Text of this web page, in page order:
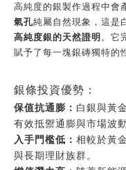
高純度的銀製作過程中會
氣孔純屬自然現象，這是
高純度銀的天然證明 。它
賦予了每一塊銀磚獨特的
銀條投資優勢：
保值抗通膨 ： 白銀與黃
有效抵禦通膨與市場波動
入手門檻低 ： 相較於黃
與長期理財族群。